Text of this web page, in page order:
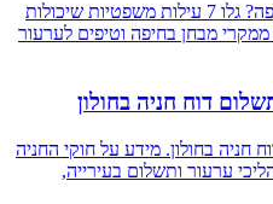
קיבלתם דוח חניה מעיריית חיפה? גלו 7 עילות משפטיות שיכולות
מבחן בחיפה וטיפים לערעור
דוח חניה בחולון
בחולון. מידע על חוקי החניה
ערעור ותשלום בעירייה,